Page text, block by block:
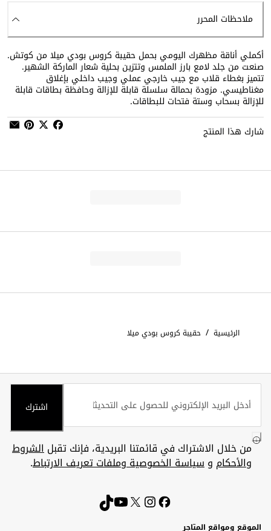
ملاحظات المحرر
أكملي أناقة مظهرك اليومي بحمل حقيبة كروس بودي ميلا من كوتش.
صنعت من جلد لامع بارز الملمس وتتزين بحلية شعار الماركة الشهير.
تتميز بغطاء قلاب مع جيب خارجي عملي وجيب داخلي بإغلاق
مغناطيسي. مزودة بحمالة سلسلة قابلة للإزالة وحافظة بطاقات قابلة
للإزالة بسحاب وستة فتحات للبطاقات.
شارك هذا المنتج
الرئيسية / حقيبة كروس بودي ميلا
اشترك
من خلال الاشتراك في قائمتنا البريدية، فإنك تقبلالشروط
والأحكام وسياسة الخصوصية وملفات تعريف الارتباط.
الموقع ومواقع المتاجر